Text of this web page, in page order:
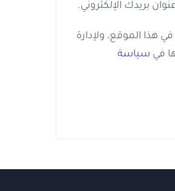
بريدك الإلكتروني.
هذا الموقع، ولإدارة
في سياسة